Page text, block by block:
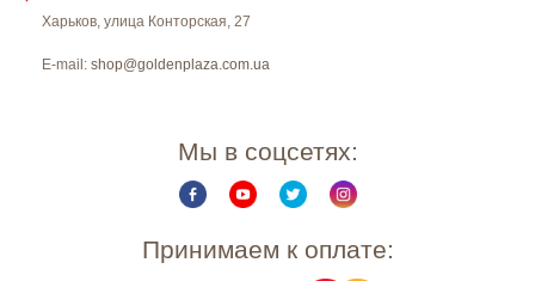
Харьков, улица Конторская, 27
E-mail: shop@goldenplaza.com.ua
Мы в соцсетях:
Принимаем к оплате: